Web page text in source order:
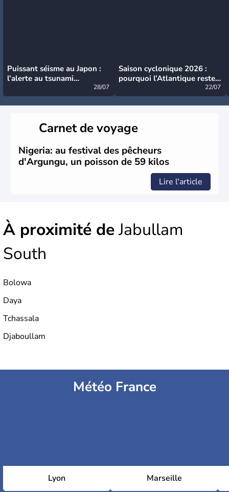
Puissant séisme au Japon :
l’alerte au tsunami
28/07
Saison cyclonique 2026 :
pourquoi l’Atlantique reste
22/07
Carnet de voyage
Nigeria: au festival des pêcheurs
d'Argungu, un poisson de 59 kilos
Lire l'article
À proximité deJabullam
South
Bolowa
Daya
Tchassala
Djaboullam
Météo France
Lyon Marseille